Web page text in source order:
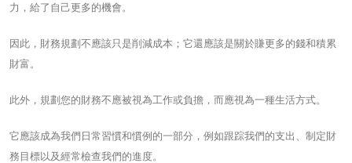
力，給了自己更多的機會。
因此，財務規劃不應該只是削減成本；它還應該是關於賺更多的錢和積累
財富。
此外，規劃您的財務不應被視為工作或負擔，而應視為一種生活方式。
它應該成為我們日常習慣和慣例的一部分，例如跟踪我們的支出、制定財
務目標以及經常檢查我們的進度。